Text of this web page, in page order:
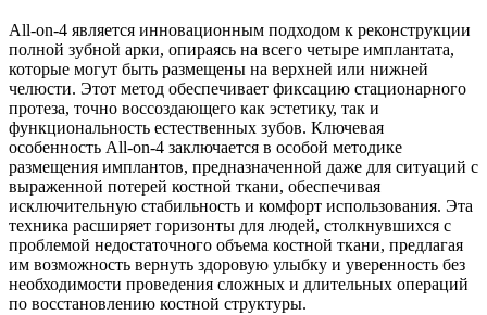
All-on-4 является инновационным подходом к реконструкции
полной зубной арки, опираясь на всего четыре имплантата,
которые могут быть размещены на верхней или нижней
челюсти. Этот метод обеспечивает фиксацию стационарного
протеза, точно воссоздающего как эстетику, так и
функциональность естественных зубов. Ключевая
особенность All-on-4 заключается в особой методике
размещения имплантов, предназначенной даже для ситуаций с
выраженной потерей костной ткани, обеспечивая
исключительную стабильность и комфорт использования. Эта
техника расширяет горизонты для людей, столкнувшихся с
проблемой недостаточного объема костной ткани, предлагая
им возможность вернуть здоровую улыбку и уверенность без
необходимости проведения сложных и длительных операций
по восстановлению костной структуры.